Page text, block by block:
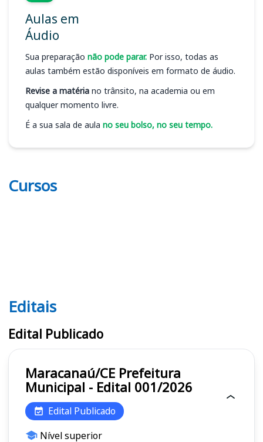
Aulas em
Áudio
Sua preparação não pode parar. Por isso, todas as
aulas também estão disponíveis em formato de áudio.
Revise a matéria no trânsito, na academia ou em
qualquer momento livre.
É a sua sala de aula no seu bolso, no seu tempo.
Cursos
Editais
Editais
Edital Publicado
Maracanaú/CE Prefeitura
Municipal - Edital 001/2026
Edital Publicado
Nível superior